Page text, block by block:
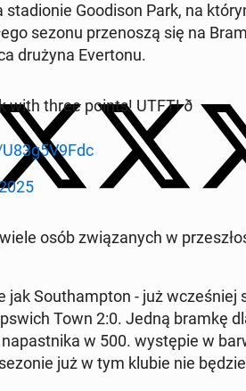
sta­dio­nie Go­odi­son Park, na
sezonu prze­no­szą się na
drużyna Ever­to­nu.
three points! UTFT! ð
osób zwią­za­nych w
jak So­uthamp­ton - już wcze­śniej
Town 2:0. Jedną bramkę
na­past­ni­ka w 500. wy­stę­pie w
już w tym klubie nie